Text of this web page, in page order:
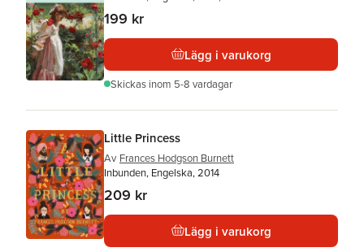
199 kr
Lägg i varukorg
Skickas inom 5-8 vardagar
Little Princess
Av Frances Hodgson Burnett
Inbunden, Engelska, 2014
209 kr
Lägg i varukorg